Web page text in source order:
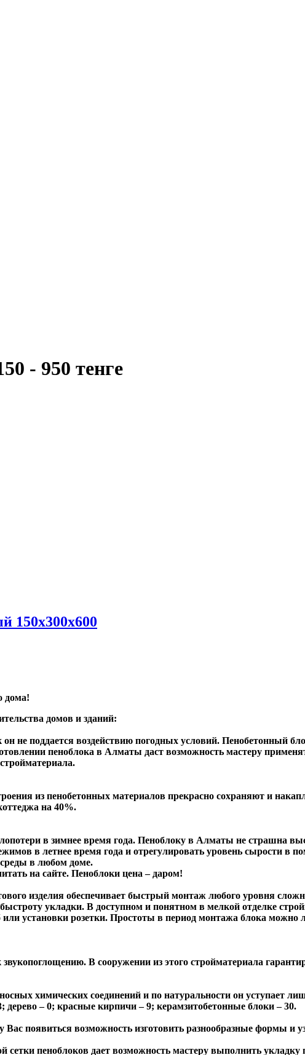
- 950 тенге
150x300x600
дома!
домов и зданий:
не поддается воздействию погодных условий. Пенобетонный
пеноблока в Алматы даст возможность мастеру
из пенобетонных материалов прекрасно сохраняют и
на 40%.
в зимнее время года. Пеноблоку в Алматы не страшна
в летнее время года и отрегулировать уровень сырости
в любом доме.
на сайте. Пеноблоки цена – даром!
изделия обеспечивает быстрый монтаж любого уровня
укладки. В доступном и понятном в мелкой отделке
установки розетки. Простоты в период монтажа блока можно
В сооружении из этого стройматериала
химических соединений и по натуральности он уступает
дерево – 0; красные кирпичи – 9; керамзитобетонные блоки – 30.
Вас появиться возможность изготовить разнообразные формы
пеноблоков дает возможность мастеру выполнить